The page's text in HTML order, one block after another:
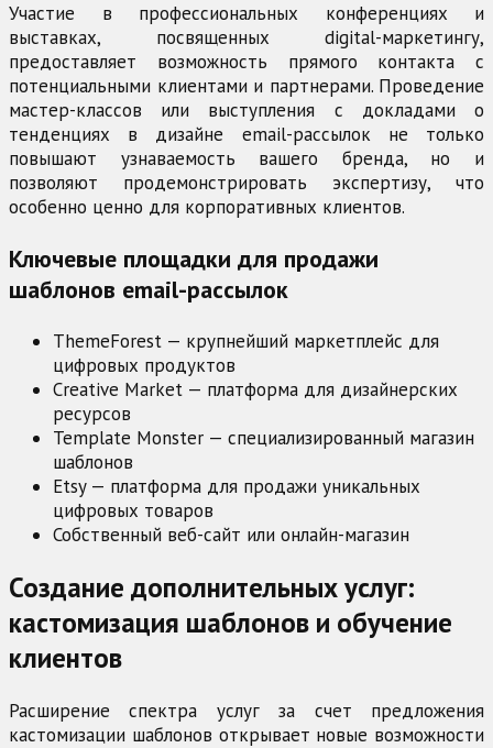
Участие в профессиональных конференциях и
выставках, посвященных digital-маркетингу,
предоставляет возможность прямого контакта с
потенциальными клиентами и партнерами. Проведение
мастер-классов или выступления с докладами о
тенденциях в дизайне email-рассылок не только
повышают узнаваемость вашего бренда, но и
позволяют продемонстрировать экспертизу, что
особенно ценно для корпоративных клиентов.
Ключевые площадки для продажи
шаблонов email-рассылок
ThemeForest — крупнейший маркетплейс для
цифровых продуктов
Creative Market — платформа для дизайнерских
ресурсов
Template Monster — специализированный магазин
шаблонов
Etsy — платформа для продажи уникальных
цифровых товаров
Собственный веб-сайт или онлайн-магазин
Создание дополнительных услуг:
кастомизация шаблонов и обучение
клиентов
Расширение спектра услуг за счет предложения
кастомизации шаблонов открывает новые возможности